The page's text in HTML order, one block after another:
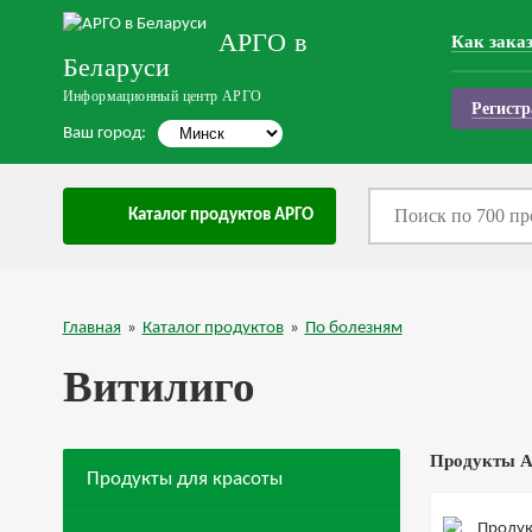
АРГО в
Беларуси
Информационный центр АРГО
Ваш город:
Как
Каталог продуктов АРГО
Главная » Каталог продуктов » По болезням
Витилиго
Продукты
Продукты для красоты